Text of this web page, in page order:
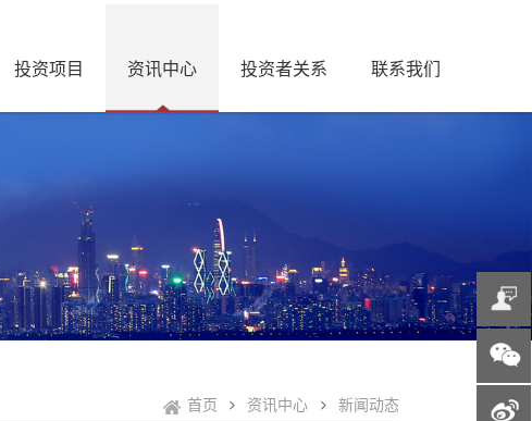
投资项目 资讯中心 投资者关系 联系我们
首页 资讯中心 新闻动态